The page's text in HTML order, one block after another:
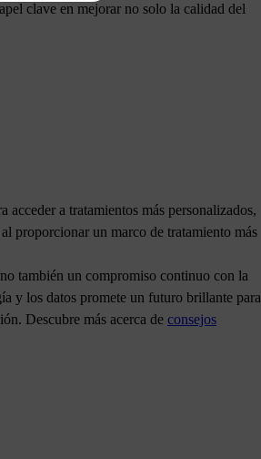
clave en mejorar no solo la calidad del
a tratamientos más personalizados,
proporcionar un marco de tratamiento más
también un compromiso continuo con la
y los datos promete un futuro brillante para
Descubre más acerca de consejos